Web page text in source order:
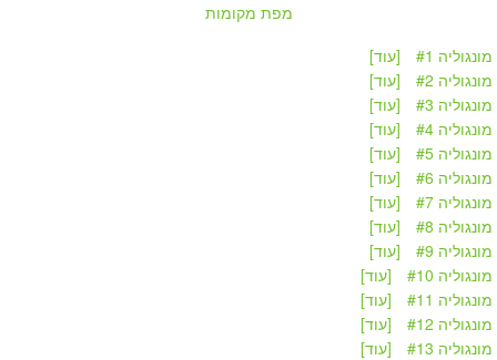
מפת מקומות
#1
[עוד]
#2
[עוד]
#3
[עוד]
#4
[עוד]
#5
[עוד]
#6
[עוד]
#7
[עוד]
#8
[עוד]
#9
[עוד]
#10
[עוד]
#11
[עוד]
#12
[עוד]
#13
[עוד]